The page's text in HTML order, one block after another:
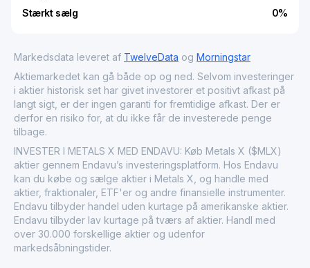
Stærkt sælg
0%
Markedsdata leveret af TwelveData og Morningstar
Aktiemarkedet kan gå både op og ned. Selvom investeringer
i aktier historisk set har givet investorer et positivt afkast på
langt sigt, er der ingen garanti for fremtidige afkast. Der er
derfor en risiko for, at du ikke får de investerede penge
tilbage.
INVESTER I METALS X MED ENDAVU: Køb Metals X ($MLX)
aktier gennem Endavu’s investeringsplatform. Hos Endavu
kan du købe og sælge aktier i Metals X, og handle med
aktier, fraktionaler, ETF'er og andre finansielle instrumenter.
Endavu tilbyder handel uden kurtage på amerikanske aktier.
Endavu tilbyder lav kurtage på tværs af aktier. Handl med
over 30.000 forskellige aktier og udenfor
markedsåbningstider.